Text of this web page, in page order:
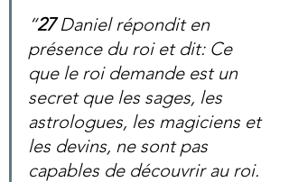
“27 Daniel répondit en
présence du roi et dit: Ce
que le roi demande est un
secret que les sages, les
astrologues, les magiciens et
les devins, ne sont pas
capables de découvrir au roi.